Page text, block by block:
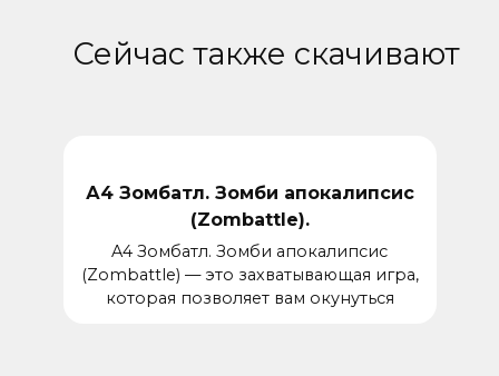
Сейчас также скачивают
А4 Зомбатл. Зомби апокалипсис
(Zombattle).
A4 Зомбатл. Зомби апокалипсис
(Zombattle) — это захватывающая игра,
которая позволяет вам окунуться